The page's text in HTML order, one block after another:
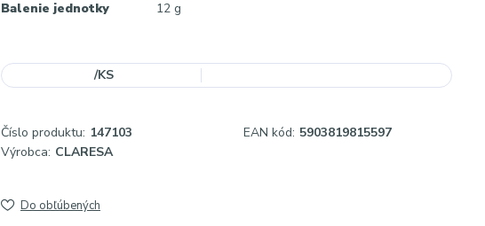
Balenie jednotky
12 g
/KS
Číslo produktu: 147103 EAN kód: 5903819815597
Výrobca: CLARESA
Do obľúbených